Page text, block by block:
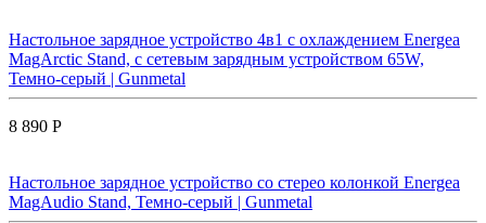
Настольное зарядное устройство 4в1 с охлаждением Energea
MagArctic Stand, с сетевым зарядным устройством 65W,
Темно-серый | Gunmetal
8 890 Р
Настольное зарядное устройство со стерео колонкой Energea
MagAudio Stand, Темно-серый | Gunmetal